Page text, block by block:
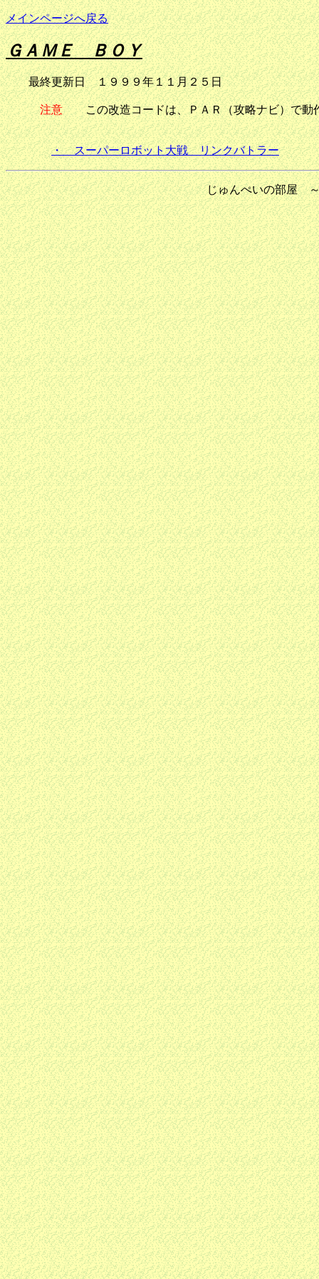
メインページへ戻る
ＧＡＭＥ ＢＯＹ
最終更新日 １９９９年１１月２５日
注意この改造コードは、ＰＡＲ（攻略ナビ）で動
・ スーパーロボット大戦 リンクバトラー
じゅんぺいの部屋